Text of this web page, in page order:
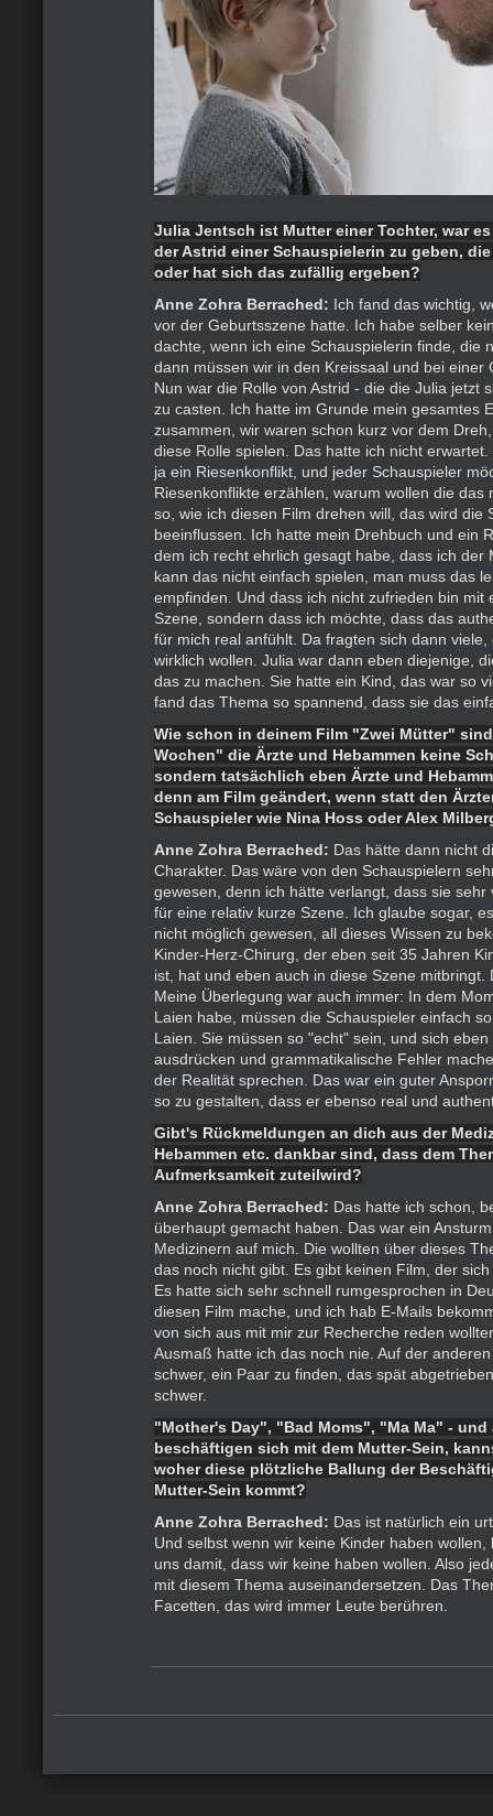
Julia Jentsch ist Mutter einer Tochter, war
der Astrid einer Schauspielerin zu geben,
oder hat sich das zufällig ergeben?
Anne Zohra Berrached: Ich fand das wichtig,
vor der Geburtsszene hatte. Ich habe selber
dachte, wenn ich eine Schauspielerin finde, die
dann müssen wir in den Kreissaal und bei einer
Nun war die Rolle von Astrid - die die Julia jetzt
zu casten. Ich hatte im Grunde mein gesamtes
zusammen, wir waren schon kurz vor dem
diese Rolle spielen. Das hatte ich nicht
ja ein Riesenkonflikt, und jeder Schauspieler
Riesenkonflikte erzählen, warum wollen die das
so, wie ich diesen Film drehen will, das wird die
beeinflussen. Ich hatte mein Drehbuch und ein
dem ich recht ehrlich gesagt habe, dass ich der
kann das nicht einfach spielen, man muss das
empfinden. Und dass ich nicht zufrieden bin mit
Szene, sondern dass ich möchte, dass das
für mich real anfühlt. Da fragten sich dann viele,
wirklich wollen. Julia war dann eben diejenige,
das zu machen. Sie hatte ein Kind, das war so
fand das Thema so spannend, dass sie das
Wie schon in deinem Film "Zwei Mütter"
Wochen" die Ärzte und Hebammen keine
sondern tatsächlich eben Ärzte und
denn am Film geändert, wenn statt den
Schauspieler wie Nina Hoss oder Alex
Anne Zohra Berrached: Das hätte dann nicht
Charakter. Das wäre von den Schauspielern
gewesen, denn ich hätte verlangt, dass sie sehr
für eine relativ kurze Szene. Ich glaube sogar,
nicht möglich gewesen, all dieses Wissen zu
Kinder-Herz-Chirurg, der eben seit 35 Jahren
ist, hat und eben auch in diese Szene mitbringt.
Meine Überlegung war auch immer: In dem
Laien habe, müssen die Schauspieler einfach
Laien. Sie müssen so "echt" sein, und sich eben
ausdrücken und grammatikalische Fehler
der Realität sprechen. Das war ein guter
so zu gestalten, dass er ebenso real und
Gibt's Rückmeldungen an dich aus der
Hebammen etc. dankbar sind, dass dem
Aufmerksamkeit zuteilwird?
Anne Zohra Berrached: Das hatte ich schon,
überhaupt gemacht haben. Das war ein
Medizinern auf mich. Die wollten über dieses
das noch nicht gibt. Es gibt keinen Film, der
Es hatte sich sehr schnell rumgesprochen in
diesen Film mache, und ich hab E-Mails
von sich aus mit mir zur Recherche reden
Ausmaß hatte ich das noch nie. Auf der
schwer, ein Paar zu finden, das spät
schwer.
"Mother's Day", "Bad Moms", "Ma Ma" - und
beschäftigen sich mit dem Mutter-Sein,
woher diese plötzliche Ballung der
Mutter-Sein kommt?
Anne Zohra Berrached: Das ist natürlich ein
Und selbst wenn wir keine Kinder haben wollen,
uns damit, dass wir keine haben wollen. Also
mit diesem Thema auseinandersetzen. Das
Facetten, das wird immer Leute berühren.